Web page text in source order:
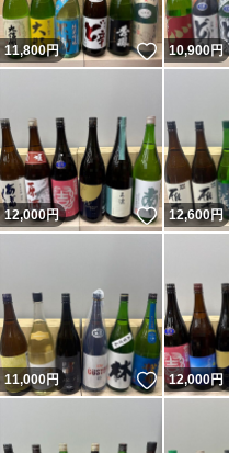
11,800円 いいね！
10,900円
12,000円 いいね！
12,600円
11,000円 いいね！
12,000円